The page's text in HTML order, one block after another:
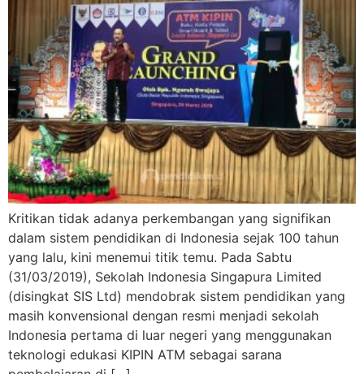
Kritikan tidak adanya perkembangan yang signifikan
dalam sistem pendidikan di Indonesia sejak 100 tahun
yang lalu, kini menemui titik temu. Pada Sabtu
(31/03/2019), Sekolah Indonesia Singapura Limited
(disingkat SIS Ltd) mendobrak sistem pendidikan yang
masih konvensional dengan resmi menjadi sekolah
Indonesia pertama di luar negeri yang menggunakan
teknologi edukasi KIPIN ATM sebagai sarana